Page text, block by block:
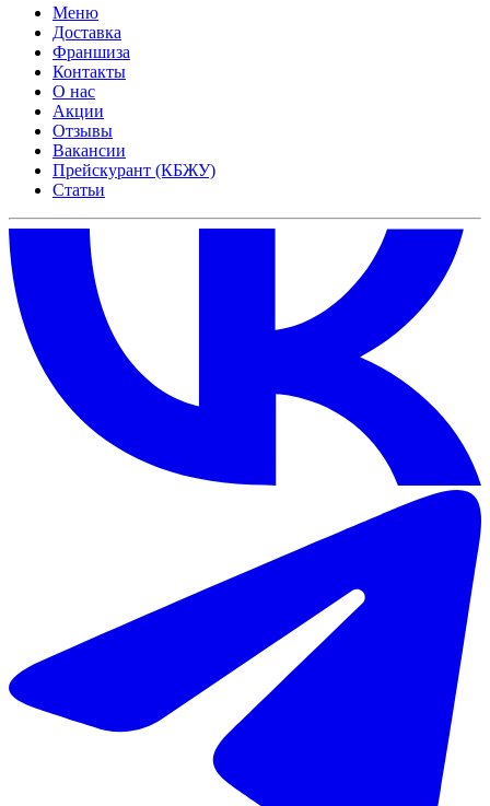
Меню
Доставка
Франшиза
Контакты
О нас
Акции
Отзывы
Вакансии
Прейскурант (КБЖУ)
Статьи